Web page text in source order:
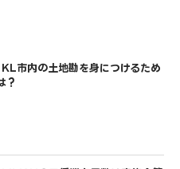
市内の土地勘を身につけるため
？